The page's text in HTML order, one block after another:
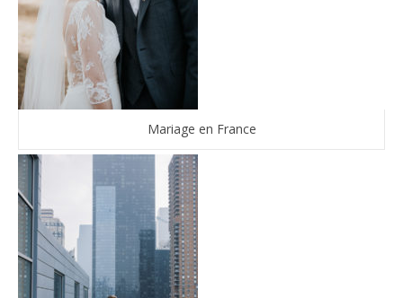
Mariage en France